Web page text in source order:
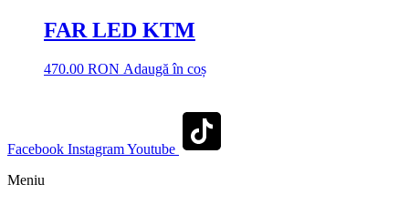
FAR LED KTM
470.00 RON Adaugă în coș
Facebook InstagramYoutube
Meniu